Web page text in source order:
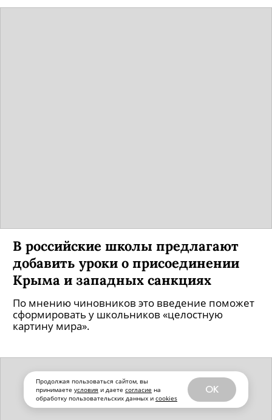
Продолжая пользоваться сайтом, вы
принимаете условия и даете согласие на
обработку пользовательских данных и cookies
OK
В российские школы предлагают
добавить уроки о присоединении
Крыма и западных санкциях
По мнению чиновников это введение поможет
сформировать у школьников «целостную
картину мира».